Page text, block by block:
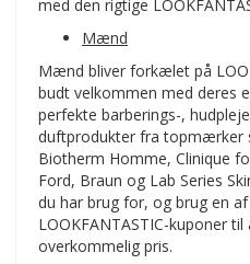
med den rigtige
Mænd
Mænd bliver forkælet på
budt velkommen med deres
perfekte barberings-,
duftprodukter fra topmærker
Biotherm Homme, Clinique
Ford, Braun og Lab Series
du har brug for, og brug en
LOOKFANTASTIC-kuponer
overkommelig pris.